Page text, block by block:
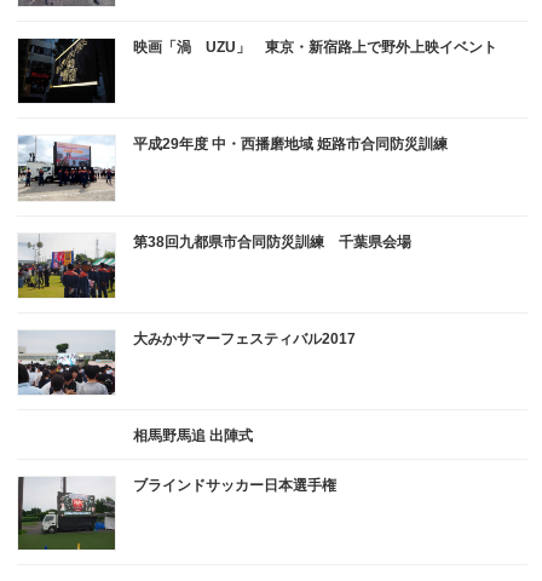
映画「渦 UZU」 東京・新宿路上で野外上映イベント
平成29年度 中・西播磨地域 姫路市合同防災訓練
第38回九都県市合同防災訓練 千葉県会場
大みかサマーフェスティバル2017
相馬野馬追 出陣式
ブラインドサッカー日本選手権